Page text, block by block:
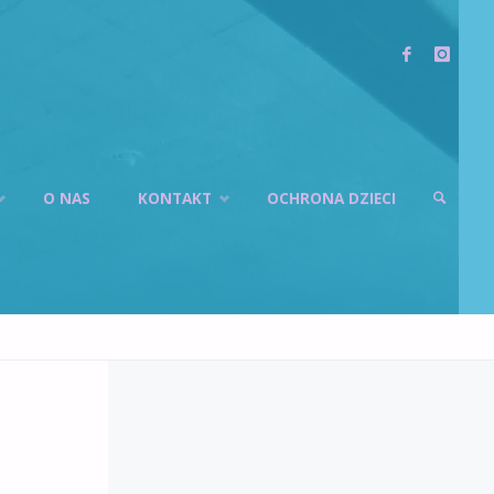
O NAS KONTAKT OCHRONA DZIECI